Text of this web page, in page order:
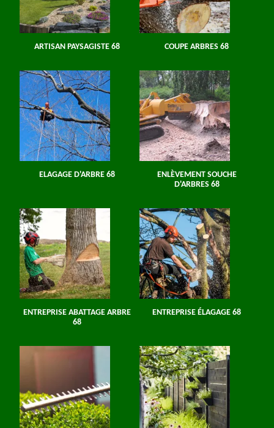
ARTISAN PAYSAGISTE 68 COUPE ARBRES 68
ELAGAGE D'ARBRE 68
ENLÈVEMENT SOUCHE
D'ARBRES 68
ENTREPRISE ABATTAGE ARBRE
68
ENTREPRISE ÉLAGAGE 68